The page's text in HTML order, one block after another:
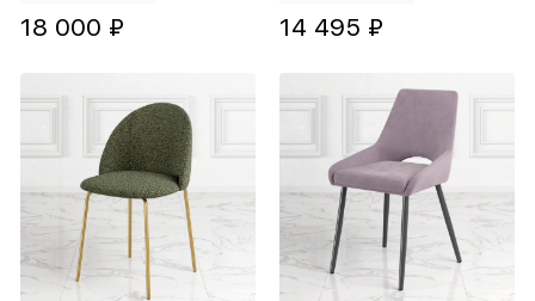
18 000 ₽ 14 495 ₽